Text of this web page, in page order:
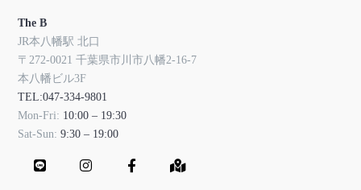
The B
JR本八幡駅 北口
〒272-0021 千葉県市川市八幡2-16-7
本八幡ビル3F
TEL:047-334-9801
Mon-Fri: 10:00 – 19:30
Sat-Sun:9:30 – 19:00